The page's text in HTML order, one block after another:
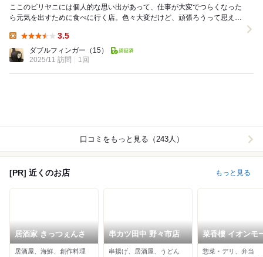
ここのビリヤニには個人的な思い出があって、仕事が大変でつらくなった
ら元気を出すために食べに行く店。色々大変だけど、頑張ろうって思える
3.5
ダブルフィンガー （15）
2025/11 訪問
1回
口コミをもっと見る（243人）
[PR] 近くのお店 もっと見る
居酒家 きっつぇんさ
居酒屋、海鮮、創作料理
串カツ田中 野々市店
串揚げ、居酒屋、うどん
菜香樓 イオンモ
白山店
惣菜・デリ、弁当